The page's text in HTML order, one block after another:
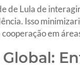
de Lula de
Isso
em